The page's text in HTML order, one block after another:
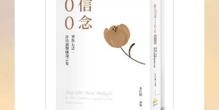
下載APP